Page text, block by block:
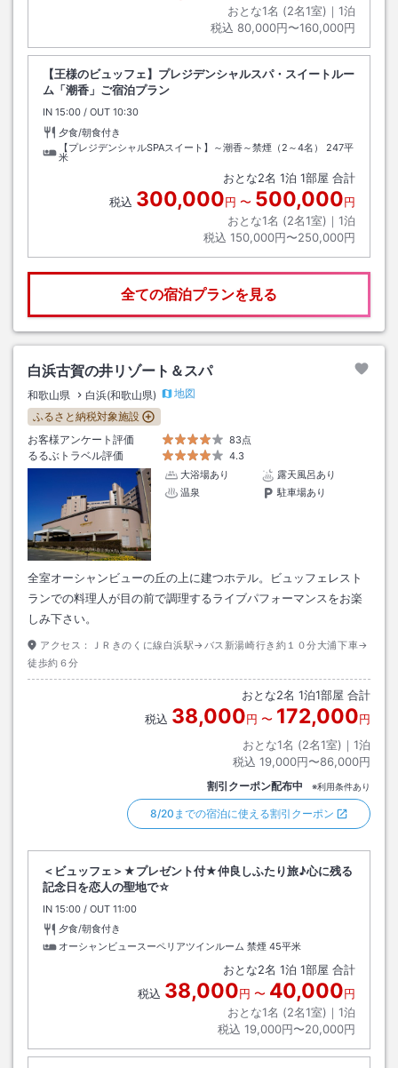
おとな1名 (2名1室)｜ 1泊
税込 80,000円〜160,000円
【王様のビュッフェ】プレジデンシャルスパ・スイートルー
ム「潮香」ご宿泊プラン
IN チェックイン
15:00 / OUT チェックアウト
10:30
夕食/朝食付き
【プレジデンシャルSPAスイート】～潮香～禁煙（2～4名）
247平
米
おとな2名 1泊 1部屋 合計
税込 300,000円 〜 500,000円
おとな1名 (2名1室)｜ 1泊
税込 150,000円〜250,000円
全ての宿泊プランを見る
白浜古賀の井リゾート＆スパ
和歌山県 白浜(和歌山県)
地図
ふるさと納税対象施設
お客様アンケート評価
83点
るるぶトラベル評価
4.3
大浴場あり
露天風呂あり
温泉
駐車場あり
全室オーシャンビューの丘の上に建つホテル。ビュッフェレスト
ランでの料理人が目の前で調理するライブパフォーマンスをお楽
しみ下さい。
アクセス：
ＪＲきのくに線白浜駅→バス新湯崎行き約１０分大浦下車→
徒歩約６分
おとな2名 1泊1部屋 合計
税込 38,000円 〜 172,000円
おとな1名 (2名1室)｜ 1泊
税込 19,000円〜86,000円
割引クーポン配布中 ※利用条件あり
8/20までの宿泊に使える割引クーポン
＜ビュッフェ＞★プレゼント付★仲良しふたり旅♪心に残る
記念日を恋人の聖地で☆
IN チェックイン
15:00 / OUT チェックアウト
11:00
夕食/朝食付き
オーシャンビュースーペリアツインルーム 禁煙 45平米
おとな2名 1泊 1部屋 合計
税込 38,000円 〜 40,000円
おとな1名 (2名1室)｜ 1泊
税込 19,000円〜20,000円